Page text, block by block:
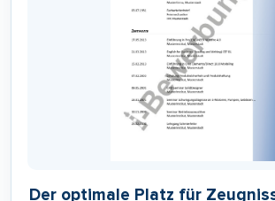
Der optimale Platz für